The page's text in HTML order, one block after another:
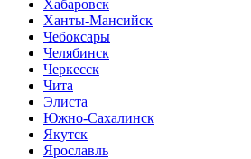
Хабаровск
Ханты-Мансийск
Чебоксары
Челябинск
Черкесск
Чита
Элиста
Южно-Сахалинск
Якутск
Ярославль